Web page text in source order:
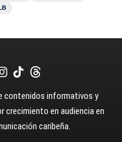
contenidos informativos y
crecimiento en audiencia en
caribeña.